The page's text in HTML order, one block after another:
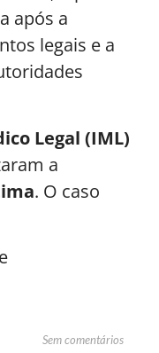
após a
legais e a
Legal (IML)
a
. O caso
Sem comentários